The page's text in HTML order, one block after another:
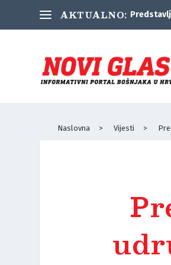
AKTUALNO:
Naslovna > Vijesti >